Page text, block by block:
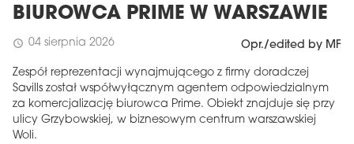
BIUROWCA PRIME W WARSZAWIE
schedule 04 sierpnia 2026 Opr./edited by MF
Zespół reprezentacji wynajmującego z firmy doradczej
Savills został współwyłącznym agentem odpowiedzialnym
za komercjalizację biurowca Prime. Obiekt znajduje się przy
ulicy Grzybowskiej, w biznesowym centrum warszawskiej
Woli.